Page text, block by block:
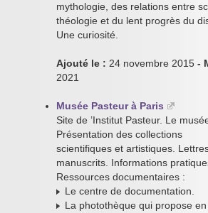
mythologie, des relations entre
théologie et du lent progrès du
Une curiosité.
Ajouté le : 24 novembre 2015 -
2021
Musée Pasteur à Paris
Site de ’Institut Pasteur. Le
Présentation des collections
scientifiques et artistiques.
manuscrits. Informations
Ressources documentaires :
Le centre de documentation.
La photothèque qui propose